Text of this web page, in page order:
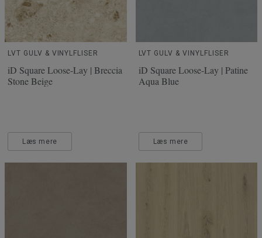
LVT GULV & VINYLFLISER
iD Square Loose-Lay | Breccia
Stone Beige
Læs mere
LVT GULV & VINYLFLISER
iD Square Loose-Lay | Patine
Aqua Blue
Læs mere